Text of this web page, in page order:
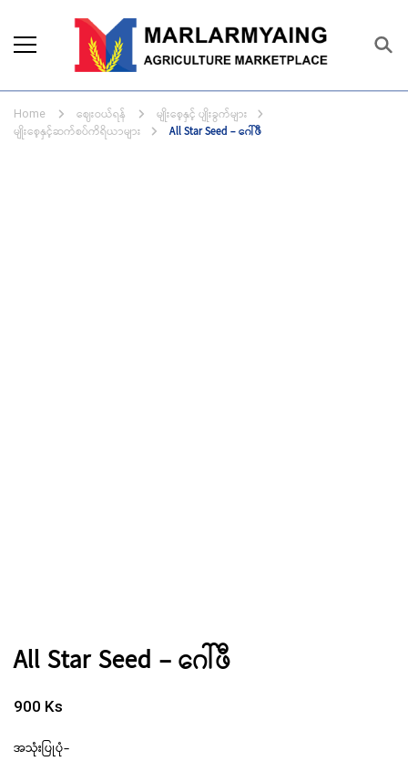
Marketplace
business solutions.
Home ဈေးဝယ်ရန်
မျိုးစေ့နှင့် ပျိုးခွက်များ
မျိုးစေ့နှင့်ဆက်စပ်ကိရိယာများ
All Star Seed – ဂေါ်ဖီ
All Star Seed – ဂေါ်ဖီ
900 Ks
အသုံးပြုပုံ-